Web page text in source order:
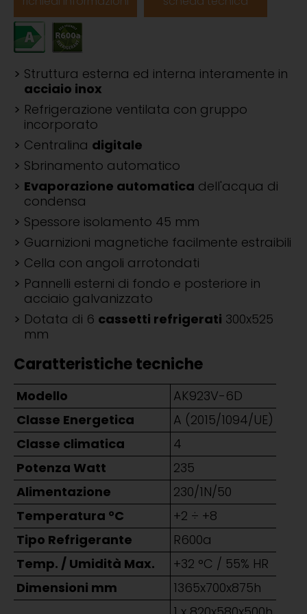
Struttura esterna ed interna interamente in
acciaio inox
Refrigerazione ventilata con gruppo
incorporato
Centralina digitale
Sbrinamento automatico
Evaporazione automatica dell'acqua di
condensa
Spessore isolamento 45 mm
Guarnizioni magnetiche facilmente estraibili
Cella con angoli arrotondati
Pannelli esterni di fondo e posteriore in
acciaio galvanizzato
Dotata di 6 cassetti refrigerati 300x525
mm
Caratteristiche tecniche
Modello
AK923V-6D
Classe Energetica
A (2015/1094/UE)
Classe climatica
4
Potenza Watt
235
Alimentazione
230/1N/50
Temperatura °C
+2 ÷ +8
Tipo Refrigerante
R600a
Temp. / Umidità Max.
+32 °C / 55% HR
Dimensioni mm
1365x700x875h